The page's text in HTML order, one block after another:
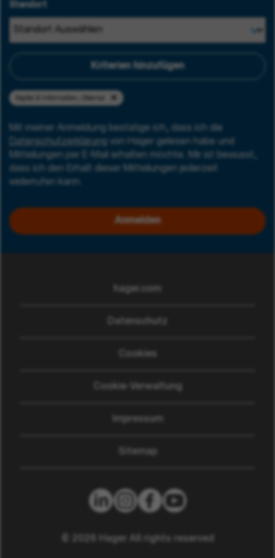
Standort
Kriterien hinzufügen
Mit meiner Anmeldung bestätige ich, dass ich die
Datenschutzerklärung
von Hager gelesen habe und
Mitteilungen per E-Mail erhalten möchte. Mir ist bewusst,
dass ich den Erhalt dieser Mitteilungen jederzeit
widerrufen kann.
Anmelden
hager.com
Datenschutz
Cookies
Cookie-Verwaltung
Impressum
Sitemap
© 2026 Hager All rights reserved